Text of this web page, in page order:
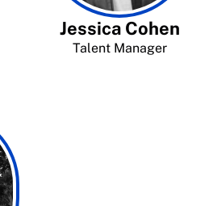
Jessica Cohen
Talent Manager